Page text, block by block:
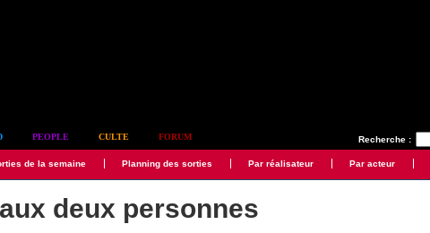
Recherche :
PEOPLE CULTE FORUM
de la semaine Planning des sorties Par réalisateur Par acteur
deux personnes